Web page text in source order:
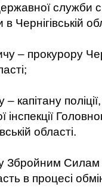
служби
Чернігівській
прокурору
поліції,
інспекції
області.
Збройним Силам
в процесі